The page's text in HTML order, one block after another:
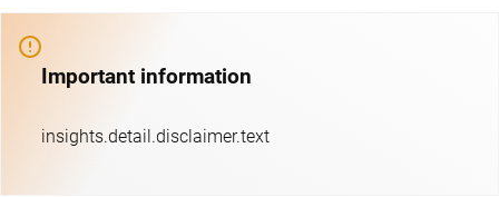
Important information
insights.detail.disclaimer.text